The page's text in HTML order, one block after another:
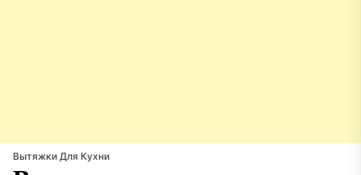
Вытяжки Для Кухни